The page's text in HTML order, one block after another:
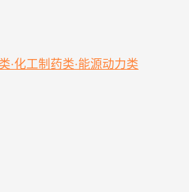
·化工制药类·能源动力类